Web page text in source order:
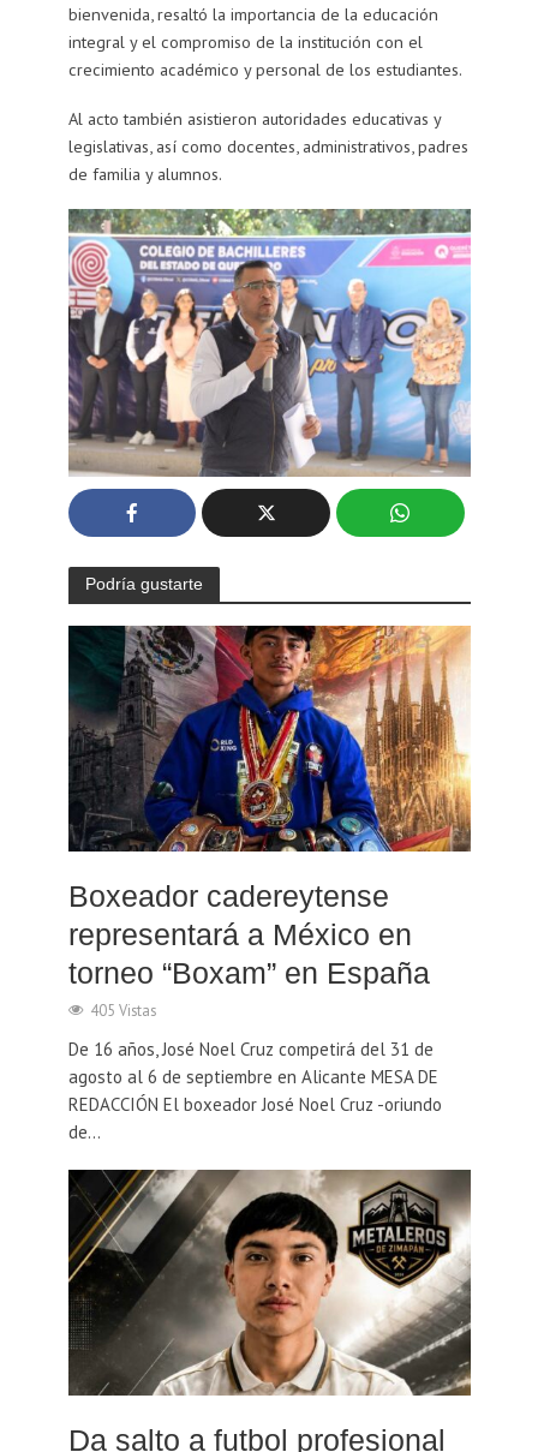
bienvenida, resaltó la importancia de la educación
integral y el compromiso de la institución con el
crecimiento académico y personal de los estudiantes.
Al acto también asistieron autoridades educativas y
legislativas, así como docentes, administrativos, padres
de familia y alumnos.
Podría gustarte
Boxeador cadereytense
representará a México en
torneo “Boxam” en España
405 Vistas
De 16 años, José Noel Cruz competirá del 31 de
agosto al 6 de septiembre en Alicante MESA DE
REDACCIÓN El boxeador José Noel Cruz -oriundo
de...
Da salto a futbol profesional